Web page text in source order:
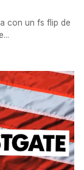
con un fs flip de